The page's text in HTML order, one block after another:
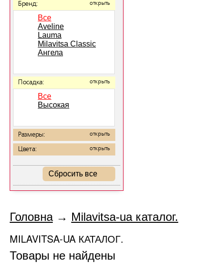
Бренд: открыть
Все
Aveline
Lauma
Milavitsa Classic
Ангела
Посадка: открыть
Все
Высокая
Размеры: открыть
Цвета: открыть
Сбросить все
Головна→ Milavitsa-ua каталог.
MILAVITSA-UA КАТАЛОГ.
Товары не найдены